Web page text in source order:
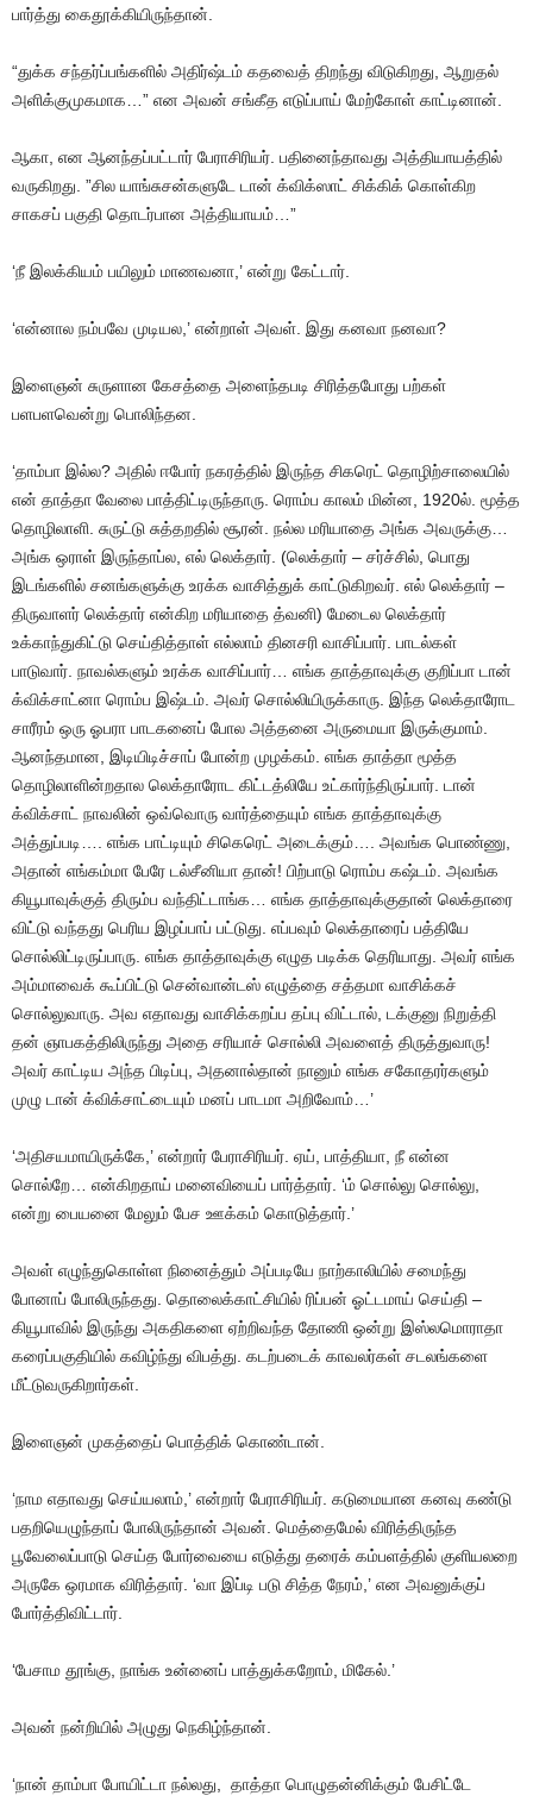
பார்த்து கைதூக்கியிருந்தான்
“துக்க சந்தர்ப்பங்களில் அதிர்ஷ்டம் கதவைத் திறந்து விடுகிறது ஆறுதல்
அளிக்குமுகமாக …” என அவன் சங்கீத எடுப்பாய் மேற்கோள் காட்டினான்
ஆகா என ஆனந்தப்பட்டார் பேராசிரியர் பதினைந்தாவது அத்தியாயத்தில்
வருகிறது . ”சில யாங்சுசன்களுடே டான் க்விக்ஸாட் சிக்கிக் கொள்கிற
சாகசப் பகுதி தொடர்பான அத்தியாயம் …”
‘நீ இலக்கியம் பயிலும் மாணவனா ,’ என்று கேட்டார்
‘என்னால நம்பவே முடியல ,’ என்றாள் அவள் இது கனவா நனவா?
இளைஞன் சுருளான கேசத்தை அளைந்தபடி சிரித்தபோது பற்கள்
பளபளவென்று பொலிந்தன
‘தாம்பா இல்ல? அதில் ஈபோர் நகரத்தில் இருந்த சிகரெட் தொழிற்சாலையில்
என் தாத்தா வேலை பாத்திட்டிருந்தாரு ரொம்ப காலம் மின்ன , 1920ல் மூத்த
தொழிலாளி சுருட்டு சுத்தறதில் சூரன் நல்ல மரியாதை அங்க அவருக்கு
அங்க ஒராள் இருந்தாப்ல எல் லெக்தார் . (லெக்தார் – சர்ச்சில் பொது
இடங்களில் சனங்களுக்கு உரக்க வாசித்துக் காட்டுகிறவர் எல் லெக்தார் –
திருவாளர் லெக்தார் என்கிற மரியாதை த்வனி) மேடைல லெக்தார்
உக்காந்துகிட்டு செய்தித்தாள் எல்லாம் தினசரி வாசிப்பார் பாடல்கள்
பாடுவார் நாவல்களும் உரக்க வாசிப்பார் எங்க தாத்தாவுக்கு குறிப்பா டான்
க்விக்சாட்னா ரொம்ப இஷ்டம் அவர் சொல்லியிருக்காரு இந்த லெக்தாரோட
சாரீரம் ஒரு ஓபரா பாடகனைப் போல அத்தனை அருமையா இருக்குமாம்
ஆனந்தமான இடியிடிச்சாப் போன்ற முழக்கம் எங்க தாத்தா மூத்த
தொழிலாளின்றதால லெக்தாரோட கிட்டத்லியே உட்கார்ந்திருப்பார் டான்
க்விக்சாட் நாவலின் ஒவ்வொரு வார்த்தையும் எங்க தாத்தாவுக்கு
அத்துப்படி
எங்க பாட்டியும் சிகெரெட் அடைக்கும் அவங்க பொண்ணு
அதான் எங்கம்மா பேரே டல்சீனியா தான்! பிற்பாடு ரொம்ப கஷ்டம் அவங்க
கியூபாவுக்குத் திரும்ப வந்திட்டாங்க எங்க தாத்தாவுக்குதான் லெக்தாரை
விட்டு வந்தது பெரிய இழப்பாப் பட்டுது எப்பவும் லெக்தாரைப் பத்தியே
சொல்லிட்டிருப்பாரு எங்க தாத்தாவுக்கு எழுத படிக்க தெரியாது அவர் எங்க
அம்மாவைக் கூப்பிட்டு சென்வான்டஸ் எழுத்தை சத்தமா வாசிக்கச்
சொல்லுவாரு அவ எதாவது வாசிக்கறப்ப தப்பு விட்டால் டக்குனு நிறுத்தி
தன் ஞாபகத்திலிருந்து அதை சரியாச் சொல்லி அவளைத் திருத்துவாரு!
அவர் காட்டிய அந்த பிடிப்பு அதனால்தான் நானும் எங்க சகோதரர்களும்
முழு டான் க்விக்சாட்டையும் மனப் பாடமா அறிவோம் …’
‘அதிசயமாயிருக்கே ,’ என்றார் பேராசிரியர் ஏய் பாத்தியா நீ என்ன
சொல்றே
என்கிறதாய் மனைவியைப் பார்த்தார் . ‘ம் சொல்லு சொல்லு
என்று பையனை மேலும் பேச ஊக்கம் கொடுத்தார் .’
அவள் எழுந்துகொள்ள நினைத்தும் அப்படியே நாற்காலியில் சமைந்து
போனாப் போலிருந்தது தொலைக்காட்சியில் ரிப்பன் ஓட்டமாய் செய்தி –
கியூபாவில் இருந்து அகதிகளை ஏற்றிவந்த தோணி ஒன்று இஸ்லமொராதா
கரைப்பகுதியில் கவிழ்ந்து விபத்து கடற்படைக் காவலர்கள் சடலங்களை
மீட்டுவருகிறார்கள்
இளைஞன் முகத்தைப் பொத்திக் கொண்டான்
‘நாம எதாவது செய்யலாம் ,’ என்றார் பேராசிரியர் கடுமையான கனவு கண்டு
பதறியெழுந்தாப் போலிருந்தான் அவன் மெத்தைமேல் விரித்திருந்த
பூவேலைப்பாடு செய்த போர்வையை எடுத்து தரைக் கம்பளத்தில் குளியலறை
அருகே ஒரமாக விரித்தார் . ‘வா இப்டி படு சித்த நேரம் ,’ என அவனுக்குப்
போர்த்திவிட்டார்
‘பேசாம தூங்கு நாங்க உன்னைப் பாத்துக்கறோம் மிகேல் .’
அவன் நன்றியில் அழுது நெகிழ்ந்தான்
‘நான் தாம்பா போயிட்டா நல்லது தாத்தா பொழுதன்னிக்கும் பேசிட்டே